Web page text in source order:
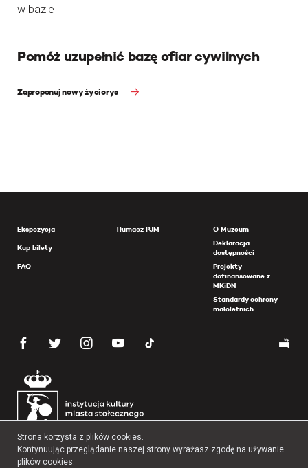
w bazie
Pomóż uzupełnić bazę ofiar cywilnych
Zaproponuj nowy życiorys
Ekspozycja
Kup bilety
FAQ
Tłumacz PJM
O Muzeum
Deklaracja
dostępności
Projekty
dofinansowane z
MKiDN
Standardy ochrony
małoletnich
Strona korzysta z plików cookies.
Kontynuując przeglądanie naszej strony wyrażasz zgodę na używanie
plików cookies.